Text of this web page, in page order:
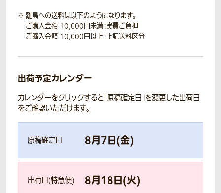
離島への送料は以下のようになります。
ご購入金額 10,000円未満：実費ご負担
ご購入金額 10,000円以上：上記送料区分
出荷予定カレンダー
カレンダーをクリックすると「原稿確定日」を変更した出荷日
をご確認いただけます。
原稿確定日 8月7日(金)
出荷日(特急便) 8月18日(火)